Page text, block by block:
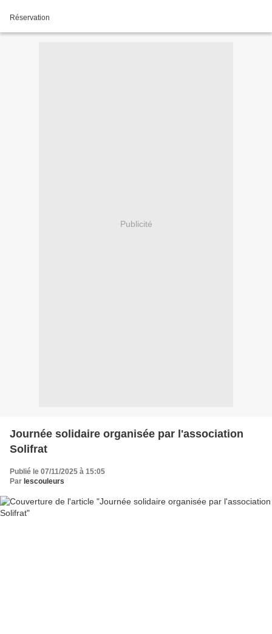
Réservation
Publicité
Journée solidaire organisée par l'association
Solifrat
Publié le 07/11/2025 à 15:05
Par lescouleurs